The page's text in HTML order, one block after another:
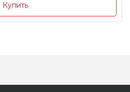
Купить